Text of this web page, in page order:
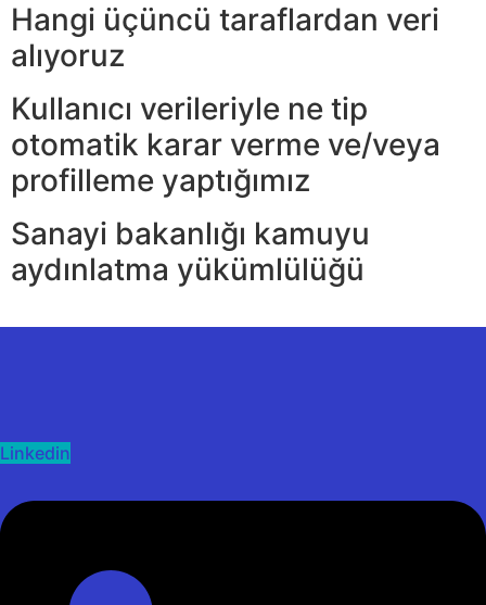
Hangi üçüncü taraflardan veri
alıyoruz
Kullanıcı verileriyle ne tip
otomatik karar verme ve/veya
profilleme yaptığımız
Sanayi bakanlığı kamuyu
aydınlatma yükümlülüğü
Linkedin